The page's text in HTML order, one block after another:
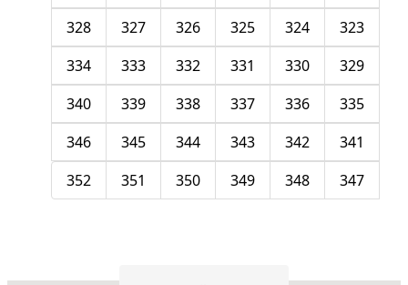
323
324
325
326
327
328
329
330
331
332
333
334
335
336
337
338
339
340
341
342
343
344
345
346
347
348
349
350
351
352